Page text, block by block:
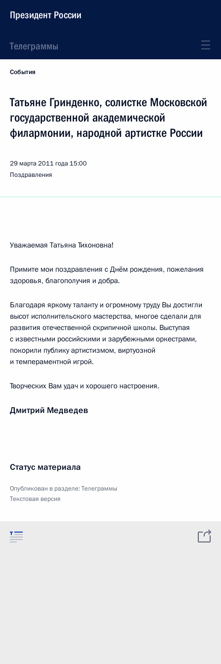
Президент России
Телеграммы
События
Татьяне Гринденко, солистке Московской
государственной академической
филармонии, народной артистке России
29 марта 2011 года 15:00
Поздравления
Уважаемая Татьяна Тихоновна!
Примите мои поздравления с Днём рождения, пожелания
здоровья, благополучия и добра.
Благодаря яркому таланту и огромному труду Вы достигли
высот исполнительского мастерства, многое сделали для
развития отечественной скрипичной школы. Выступая
с известными российскими и зарубежными оркестрами,
покорили публику артистизмом, виртуозной
и темпераментной игрой.
Творческих Вам удач и хорошего настроения.
Дмитрий Медведев
Статус материала
Опубликован в разделе:Телеграммы
Текстовая версия